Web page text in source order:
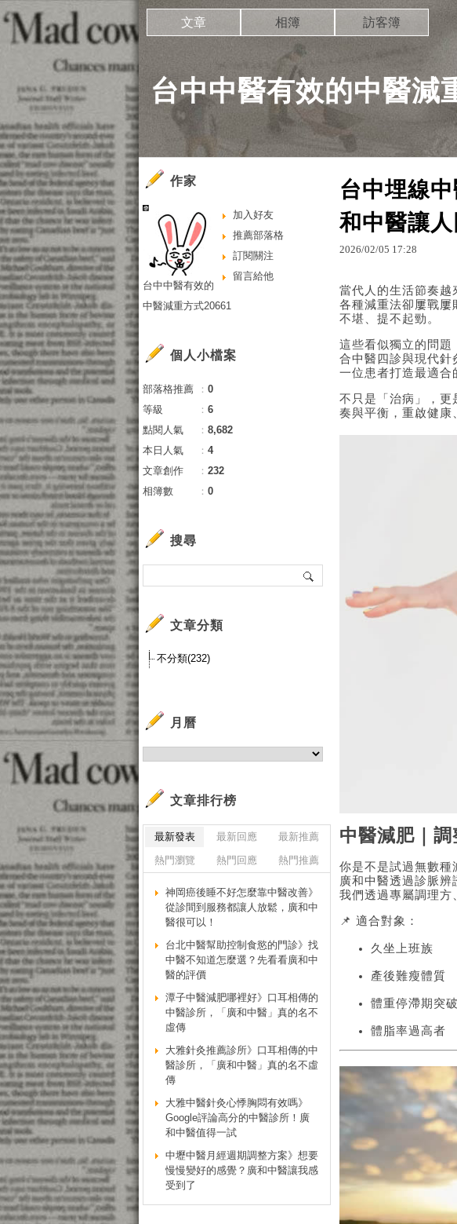
台中中醫有效的中醫減
文章 相簿 訪客簿
台中埋線
和中醫讓
2026/02/05 17:28
當代人的生活節奏越
各種減重法卻屢戰屢
不堪、提不起勁。
這些看似獨立的問
合中醫四診與現代針
一位患者打造最適合
不只是「治病」，更
奏與平衡，重啟健康
中醫減肥｜
你是不是試過無數種
廣和中醫透過診脈
我們透過專屬調理方
📌 適合對象：
久坐上班族
產後難瘦體質
體重停滯期突破
體脂率過高者
作家
加入好友
推薦部落格
訂閱關注
留言給他
台中中醫有效的
中醫減重方式20661
個人小檔案
部落格推薦 ： 0
等級
： 6
點閱人氣
： 8,682
本日人氣
： 4
文章創作
： 232
相簿數
： 0
搜尋
文章分類
不分類(232)
月曆
文章排行榜
最新發表 最新回應
最新推薦
熱門瀏覽
熱門回應 熱門推薦
神岡癌後睡不好怎麼靠中醫改善》
從診間到服務都讓人放鬆，廣和中
醫很可以！
台北中醫幫助控制食慾的門診》找
中醫不知道怎麼選？先看看廣和中
醫的評價
潭子中醫減肥哪裡好》口耳相傳的
中醫診所，「廣和中醫」真的名不
虛傳
大雅針灸推薦診所》口耳相傳的中
醫診所，「廣和中醫」真的名不虛
傳
大雅中醫針灸心悸胸悶有效嗎》
Google評論高分的中醫診所！廣
和中醫值得一試
中壢中醫月經週期調整方案》想要
慢慢變好的感覺？廣和中醫讓我感
受到了